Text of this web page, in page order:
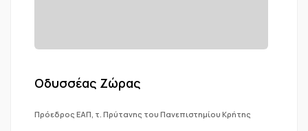
Οδυσσέας Ζώρας
Πρόεδρος ΕΑΠ, τ. Πρύτανης του Πανεπιστημίου Κρήτης